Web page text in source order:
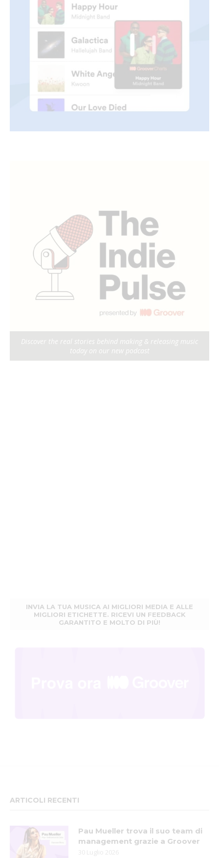
Discover the real stories behind making & releasing music
today on our new podcast
INVIA LA TUA MUSICA AI MIGLIORI MEDIA E ALLE
MIGLIORI ETICHETTE. RICEVI UN FEEDBACK
GARANTITO E MOLTO DI PIÙ!
ARTICOLI RECENTI
Pau Mueller trova il suo team di
management grazie a Groover
30 Luglio 2026